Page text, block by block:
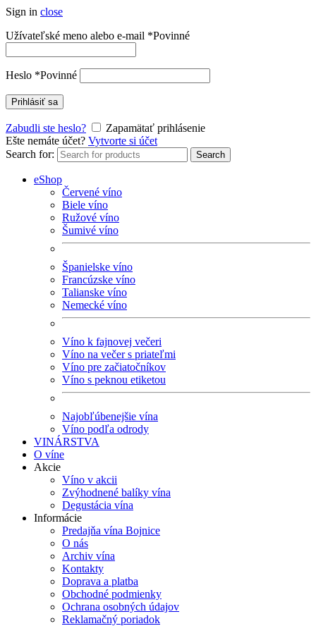
Sign in close
Užívateľské meno alebo e-mail *Povinné
Heslo *Povinné
Prihlásiť sa
Zabudli ste heslo?
Zapamätať prihlásenie
Ešte nemáte účet? Vytvorte si účet
Search for:
Search
eShop
Červené víno
Biele víno
Ružové víno
Šumivé víno
Španielske víno
Francúzske víno
Talianske víno
Nemecké víno
Víno k fajnovej večeri
Víno na večer s priateľmi
Víno pre začiatočníkov
Víno s peknou etiketou
Najobľúbenejšie vína
Víno podľa odrody
VINÁRSTVA
O víne
Akcie
Víno v akcii
Zvýhodnené balíky vína
Degustácia vína
Informácie
Predajňa vína Bojnice
O nás
Archiv vína
Kontakty
Doprava a platba
Obchodné podmienky
Ochrana osobných údajov
Reklamačný poriadok